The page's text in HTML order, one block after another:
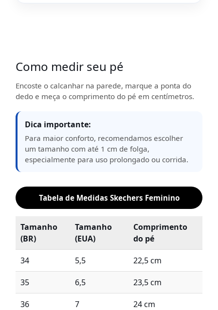
Como medir seu pé
Encoste o calcanhar na parede, marque a ponta do
dedo e meça o comprimento do pé em centímetros.
Dica importante:
Para maior conforto, recomendamos escolher
um tamanho com até 1 cm de folga,
especialmente para uso prolongado ou corrida.
Tabela de Medidas Skechers Feminino
Tamanho
(BR)
Tamanho
(EUA)
Comprimento
do pé
34 5,5 22,5 cm
35 6,5 23,5 cm
36 7 24 cm